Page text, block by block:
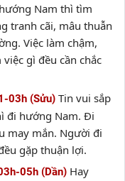
Nam thì tìm
tranh cãi, mâu thuẫn
Việc làm chậm,
gì đều cần chắc
03h (Sửu) Tin vui sắp
đi hướng Nam. Đi
may mắn. Người đi
gặp thuận lợi.
05h (Dần) Hay